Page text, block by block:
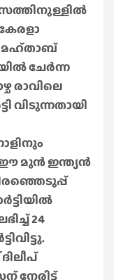
മെഹ്താബ്
ചേർന്ന
വിടുന്നതായി
ഈ മുൻ ഇന്ത്യൻ
24